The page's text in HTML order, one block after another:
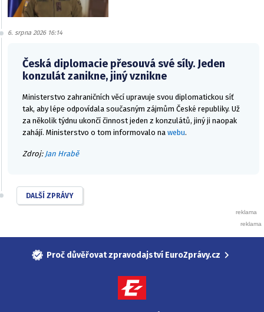
6. srpna 2026 16:14
Česká diplomacie přesouvá své síly. Jeden
konzulát zanikne, jiný vznikne
Ministerstvo zahraničních věcí upravuje svou diplomatickou síť
tak, aby lépe odpovídala současným zájmům České republiky. Už
za několik týdnu ukončí činnost jeden z konzulátů, jiný ji naopak
zahájí. Ministerstvo o tom informovalo na webu.
Zdroj: Jan Hrabě
DALŠÍ ZPRÁVY
Proč důvěřovat zpravodajství EuroZprávy.cz